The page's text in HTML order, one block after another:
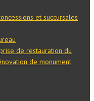
et succursales
de restauration du
de monument